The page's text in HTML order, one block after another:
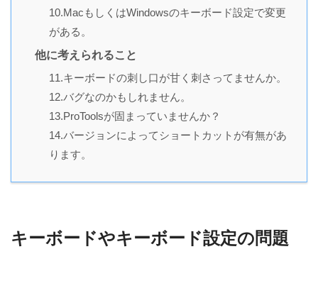
10.MacもしくはWindowsのキーボード設定で変更
がある。
他に考えられること
11.キーボードの刺し口が甘く刺さってませんか。
12.バグなのかもしれません。
13.ProToolsが固まっていませんか？
14.バージョンによってショートカットが有無があ
ります。
キーボードやキーボード設定の問題